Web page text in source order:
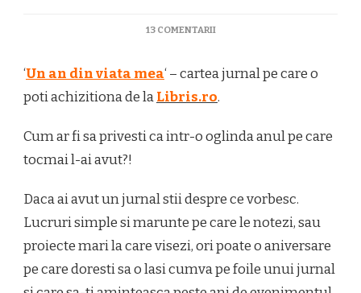
13 COMENTARIILA
DIN
MEA’
CARTE-
‘Un an din viata mea‘ – cartea jurnal pe care o
poti achizitiona de laLibris.ro.
Cum ar fi sa privesti ca intr-o oglinda anul pe care
tocmai l-ai avut?!
Daca ai avut un jurnal stii despre ce vorbesc.
Lucruri simple si marunte pe care le notezi, sau
proiecte mari la care visezi, ori poate o aniversare
pe care doresti sa o lasi cumva pe foile unui jurnal